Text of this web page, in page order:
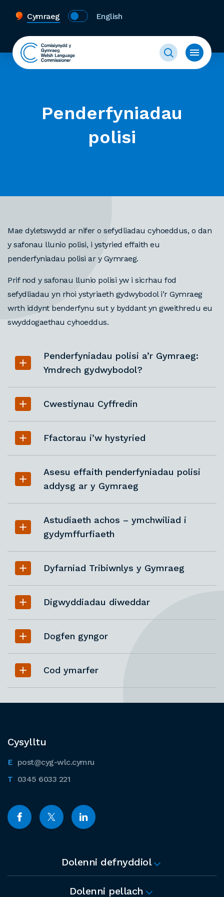
Cymraeg English
Penderfyniadau
polisi
Mae dyletswydd ar nifer o sefydliadau cyhoeddus, o dan
y safonau llunio polisi, i ystyried effaith eu
penderfyniadau polisi ar y Gymraeg.
Prif nod y safonau llunio polisi yw i sicrhau fod
sefydliadau yn rhoi ystyriaeth gydwybodol i’r Gymraeg
wrth iddynt benderfynu sut y byddant yn gweithredu eu
swyddogaethau cyhoeddus.
Penderfyniadau polisi a’r Gymraeg:
Ymdrech gydwybodol?
Cwestiynau Cyffredin
Ffactorau i’w hystyried
Asesu effaith penderfyniadau polisi
addysg ar y Gymraeg
Astudiaeth achos – ymchwiliad i
gydymffurfiaeth
Dyfarniad Tribiwnlys y Gymraeg
Digwyddiadau diweddar
Dogfen gyngor
Cod ymarfer
Cysylltu
post@cyg-wlc.cymru
0345 6033 221
Dolenni defnyddiol
Dolenni pellach